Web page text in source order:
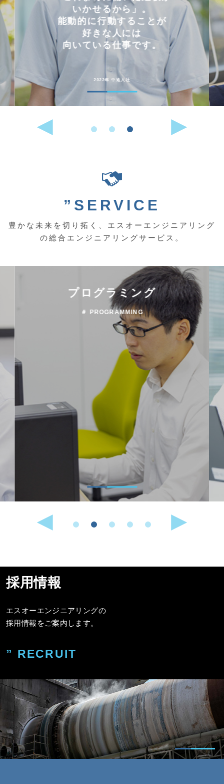
いかせるから」。
能動的に行動することが
好きな人には
向いている仕事です。
2022年 中途入社
”SERVICE
豊かな未来を切り拓く、エスオーエンジニアリング
の総合エンジニアリングサービス。
機械設備メンテナンス
＃ MAINTENANCE MACHINERY
採用情報
エスオーエンジニアリングの
採用情報をご案内します。
” RECRUIT